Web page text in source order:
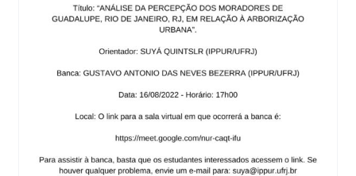
Eventos e Certificados